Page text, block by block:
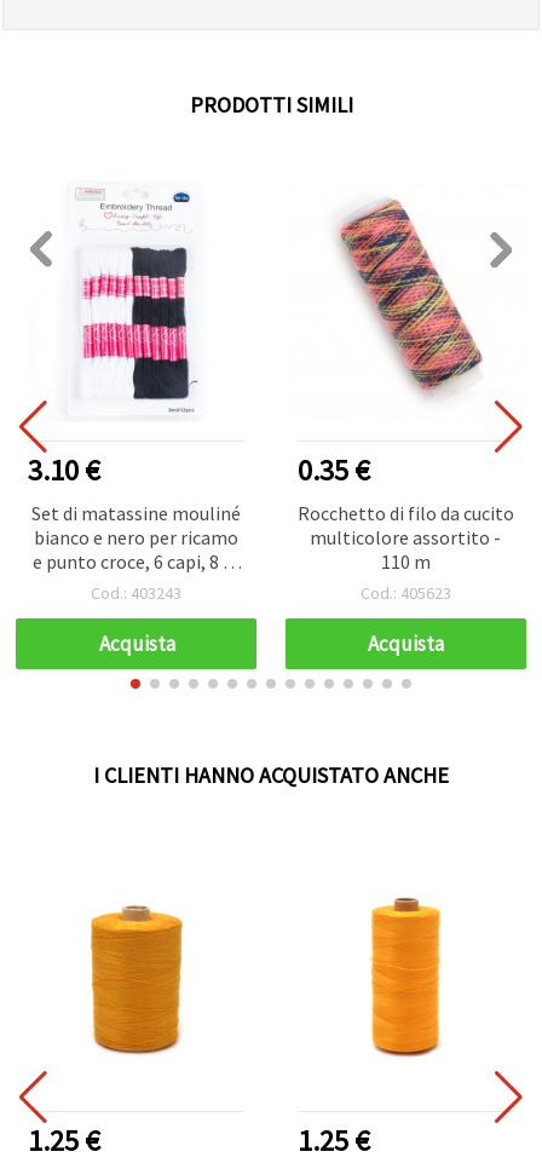
PRODOTTI SIMILI
3.10 €
Set di matassine mouliné
bianco e nero per ricamo
e punto croce, 6 capi, 8 m
ciascuna, confezione da
Cod.: 403243
Acquista
0.35 €
Rocchetto di filo da cucito
multicolore assortito -
110 m
Cod.: 405623
Acquista
I CLIENTI HANNO ACQUISTATO ANCHE
1.25 € 1.25 €